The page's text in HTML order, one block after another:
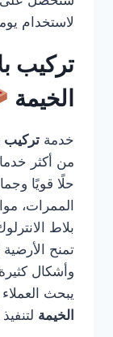
لاستخدام
تركيب
الخيمة
خدمة تركيب
من أكثر
حلًا قويًا
الممرات،
بلاط
تمنح الأرضية
وأشكال
يبحث
الخيمة